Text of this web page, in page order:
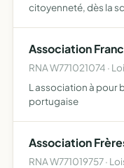
citoyenneté, dès la
Association
RNA W771021074 ·
L association à pour
portugaise
Association
RNA W771019757 ·